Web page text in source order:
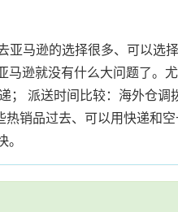
亚马逊的选择很多、可以选
逊就没有什么大问题了。
派送时间比较：海外仓调
销品过去、可以用快递和